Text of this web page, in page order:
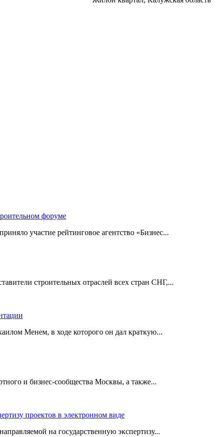
форуме
участие рейтинговое агентство «Бизнес...
строительных отраслей всех стран СНГ,...
Менем, в ходе которого он дал краткую...
и бизнес-сообщества Москвы, а также...
проектов в электронном виде
на государственную экспертизу...